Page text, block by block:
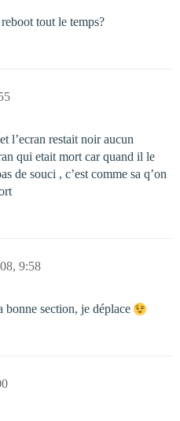
tout le temps?
l’ecran restait noir aucun
qui etait mort car quand il le
de souci , c’est comme sa q’on
9:58
bonne section, je déplace